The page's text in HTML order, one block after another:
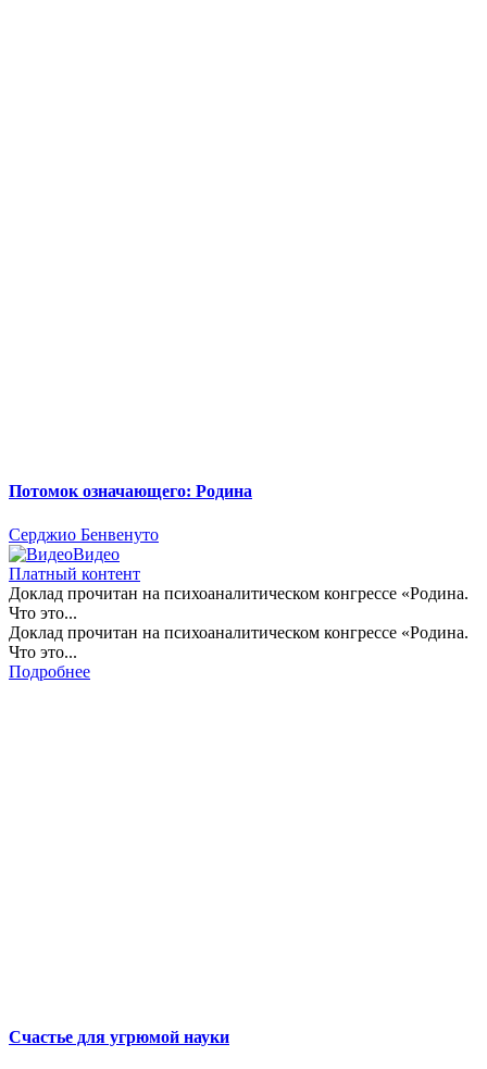
Потомок означающего: Родина
Серджио Бенвенуто
Видео
Платный контент
Доклад прочитан на психоаналитическом конгрессе «Родина.
Что это...
Доклад прочитан на психоаналитическом конгрессе «Родина.
Что это...
Подробнее
Счастье для угрюмой науки